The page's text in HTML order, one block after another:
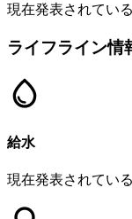
現在発表されてい
ライフライン情
給水
現在発表されてい